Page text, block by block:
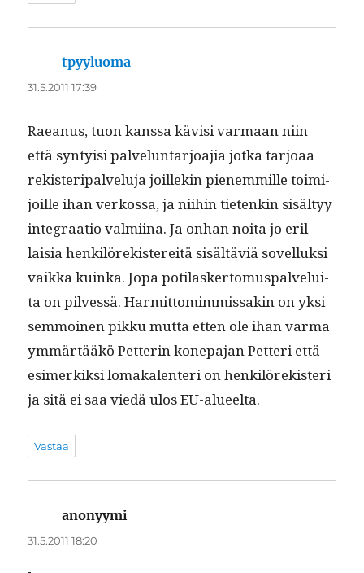
tpyyluoma
31.5.2011 17:39
Raeanus, tuon kanssa kävisi var­maan niin
että syn­ty­isi palvelun­tar­joa­jia jot­ka tar­joaa
rek­isteri­palvelu­ja joillekin pienem­mille toim­i­
joille ihan verkos­sa, ja niihin tietenkin sisäl­tyy
inte­graa­tio valmi­ina. Ja onhan noi­ta jo eril­
laisia henkilörek­istere­itä sisältäviä sovel­luk­si
vaik­ka kuin­ka. Jopa poti­lasker­to­mus­palvelui­
ta on pil­vessä. Har­mit­tomim­mis­sakin on yksi
sem­moinen pikku mut­ta etten ole ihan var­ma
ymmärtääkö Pet­terin konepa­jan Pet­teri että
esimerkik­si lomaka­len­teri on henkilörek­isteri
ja sitä ei saa viedä ulos EU-alueelta.
Vastaa
anonyymi
31.5.2011 18:20